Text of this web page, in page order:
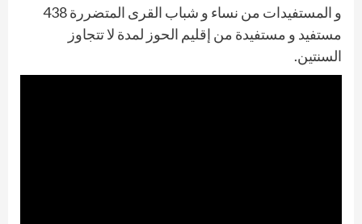
و المستفيدات من نساء و شباب القرى المتضررة 438
مستفيد و مستفيدة من إقليم الحوز لمدة لا تتجاوز
السنتين.